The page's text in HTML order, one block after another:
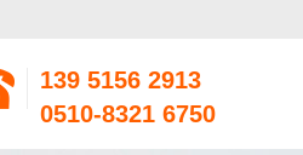
139 5156 2913
0510-8321 6750